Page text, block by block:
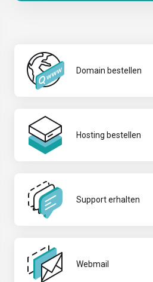
Domain bestellen
Hosting bestellen
Support erhalten
Webmail